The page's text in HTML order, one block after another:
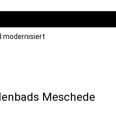
modernisiert
Meschede